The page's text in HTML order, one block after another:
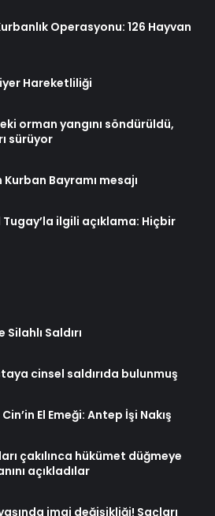
Operasyonu: 126 Hayvan
Hareketliliği
orman yangını söndürüldü,
sürüyor
Bayramı mesajı
Tugay’la ilgili açıklama: Hiçbir
Saldırı
cinsel saldırıda bulunmuş
El Emeği: Antep İşi Nakış
çakılınca hükümet düğmeye
açıkladılar
imaj değişikliği! Saçları